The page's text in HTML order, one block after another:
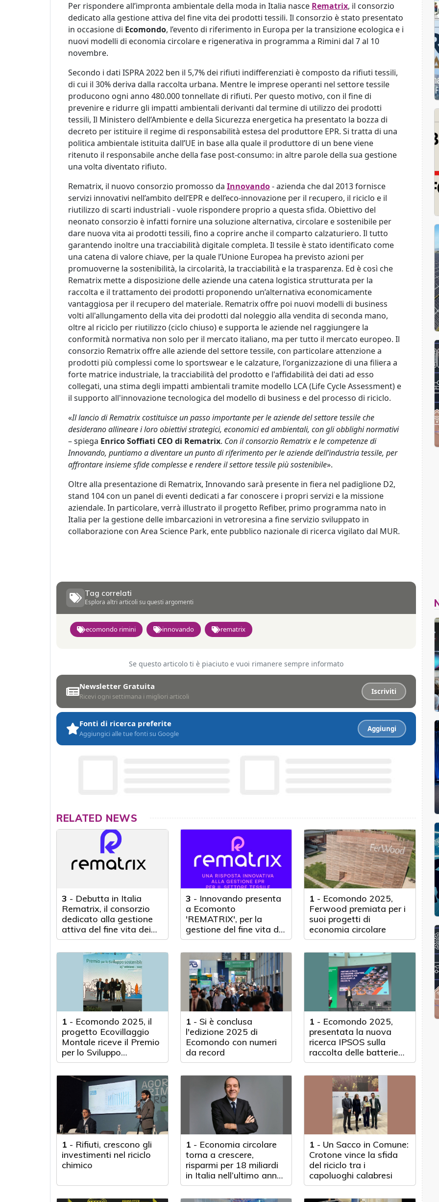
Per rispondere all’impronta ambientale della moda in Italia nasce Rematrix, il consorzio
dedicato alla gestione attiva del fine vita dei prodotti tessili. Il consorzio è stato presentato
in occasione di Ecomondo, l’evento di riferimento in Europa per la transizione ecologica e i
nuovi modelli di economia circolare e rigenerativa in programma a Rimini dal 7 al 10
novembre.
Secondo i dati ISPRA 2022 ben il 5,7% dei rifiuti indifferenziati è composto da rifiuti tessili,
di cui il 30% deriva dalla raccolta urbana. Mentre le imprese operanti nel settore tessile
producono ogni anno 480.000 tonnellate di rifiuti. Per questo motivo, con il fine di
prevenire e ridurre gli impatti ambientali derivanti dal termine di utilizzo dei prodotti
tessili, Il Ministero dell’Ambiente e della Sicurezza energetica ha presentato la bozza di
decreto per istituire il regime di responsabilità estesa del produttore EPR. Si tratta di una
politica ambientale istituita dall’UE in base alla quale il produttore di un bene viene
ritenuto il responsabile anche della fase post-consumo: in altre parole della sua gestione
una volta diventato rifiuto.
Rematrix, il nuovo consorzio promosso da Innovando- azienda che dal 2013 fornisce
servizi innovativi nell’ambito dell’EPR e dell’eco-innovazione per il recupero, il riciclo e il
riutilizzo di scarti industriali - vuole rispondere proprio a questa sfida. Obiettivo del
neonato consorzio è infatti fornire una soluzione alternativa, circolare e sostenibile per
dare nuova vita ai prodotti tessili, fino a coprire anche il comparto calzaturiero. Il tutto
garantendo inoltre una tracciabilità digitale completa. Il tessile è stato identificato come
una catena di valore chiave, per la quale l’Unione Europea ha previsto azioni per
promuoverne la sostenibilità, la circolarità, la tracciabilità e la trasparenza. Ed è così che
Rematrix mette a disposizione delle aziende una catena logistica strutturata per la
raccolta e il trattamento dei prodotti proponendo un’alternativa economicamente
vantaggiosa per il recupero del materiale. Rematrix offre poi nuovi modelli di business
volti all'allungamento della vita dei prodotti dal noleggio alla vendita di seconda mano,
oltre al riciclo per riutilizzo (ciclo chiuso) e supporta le aziende nel raggiungere la
conformità normativa non solo per il mercato italiano, ma per tutto il mercato europeo. Il
consorzio Rematrix offre alle aziende del settore tessile, con particolare attenzione a
prodotti più complessi come lo sportswear e le calzature, l'organizzazione di una filiera a
forte matrice industriale, la tracciabilità del prodotto e l'affidabilità dei dati ad esso
collegati, una stima degli impatti ambientali tramite modello LCA (Life Cycle Assessment) e
il supporto all'innovazione tecnologica del modello di business e del processo di riciclo.
«Il lancio di Rematrix costituisce un passo importante per le aziende del settore tessile che
desiderano allineare i loro obiettivi strategici, economici ed ambientali, con gli obblighi normativi
– spiega Enrico Soffiati CEO di Rematrix. Con il consorzio Rematrix e le competenze di
Innovando, puntiamo a diventare un punto di riferimento per le aziende dell’industria tessile, per
affrontare insieme sfide complesse e rendere il settore tessile più sostenibile».
Oltre alla presentazione di Rematrix, Innovando sarà presente in fiera nel padiglione D2,
stand 104 con un panel di eventi dedicati a far conoscere i propri servizi e la missione
aziendale. In particolare, verrà illustrato il progetto Refiber, primo programma nato in
Italia per la gestione delle imbarcazioni in vetroresina a fine servizio sviluppato in
collaborazione con Area Science Park, ente pubblico nazionale di ricerca vigilato dal MUR.
Tag correlati
Esplora altri articoli su questi argomenti
ecomondo rimini innovando rematrix
Se questo articolo ti è piaciuto e vuoi rimanere sempre informato
Newsletter Gratuita
Ricevi ogni settimana i migliori articoli
Iscriviti
Fonti di ricerca preferite
Aggiungici alle tue fonti su Google
Aggiungi
RELATED NEWS
3 - Debutta in Italia
Rematrix, il consorzio
dedicato alla gestione
attiva del fine vita dei
prodotti tessili
3 - Innovando presenta
a Ecomonto
'REMATRIX', per la
gestione del fine vita dei
prodotti calzaturieri
1 - Ecomondo 2025,
Ferwood premiata per i
suoi progetti di
economia circolare
1 - Ecomondo 2025, il
progetto Ecovillaggio
Montale riceve il Premio
per lo Sviluppo
Sostenibile
1 - Si è conclusa
l'edizione 2025 di
Ecomondo con numeri
da record
1 - Ecomondo 2025,
presentata la nuova
ricerca IPSOS sulla
raccolta delle batterie
portatili
1 - Rifiuti, crescono gli
investimenti nel riciclo
chimico
1 - Economia circolare
torna a crescere,
risparmi per 18 miliardi
in Italia nell’ultimo anno.
Il 60% dei consumatori
la conosce e la applica
1 - Un Sacco in Comune:
Crotone vince la sfida
del riciclo tra i
capoluoghi calabresi